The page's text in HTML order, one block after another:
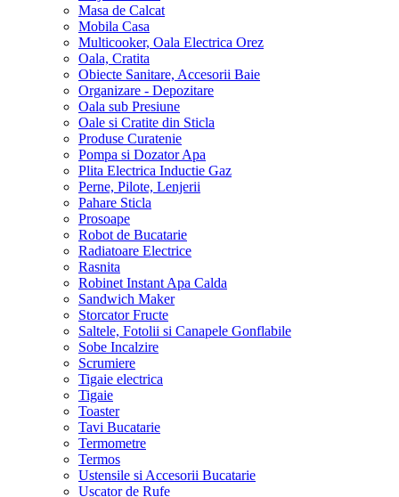
Masa de Calcat
Mobila Casa
Multicooker, Oala Electrica Orez
Oala, Cratita
Obiecte Sanitare, Accesorii Baie
Organizare - Depozitare
Oala sub Presiune
Oale si Cratite din Sticla
Produse Curatenie
Pompa si Dozator Apa
Plita Electrica Inductie Gaz
Perne, Pilote, Lenjerii
Pahare Sticla
Prosoape
Robot de Bucatarie
Radiatoare Electrice
Rasnita
Robinet Instant Apa Calda
Sandwich Maker
Storcator Fructe
Saltele, Fotolii si Canapele Gonflabile
Sobe Incalzire
Scrumiere
Tigaie electrica
Tigaie
Toaster
Tavi Bucatarie
Termometre
Termos
Ustensile si Accesorii Bucatarie
Uscator de Rufe